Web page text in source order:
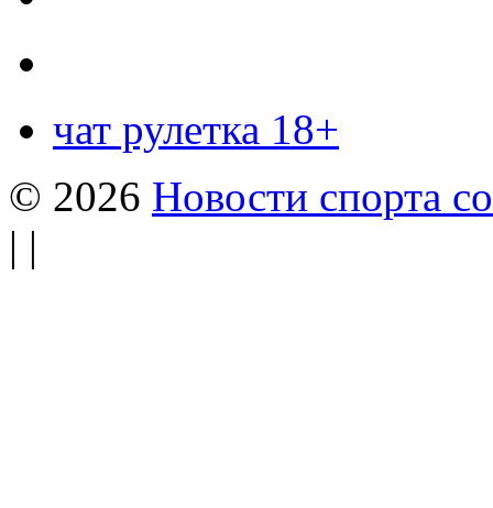
чат рулетка 18+
© 2026 Новости спорта
| |